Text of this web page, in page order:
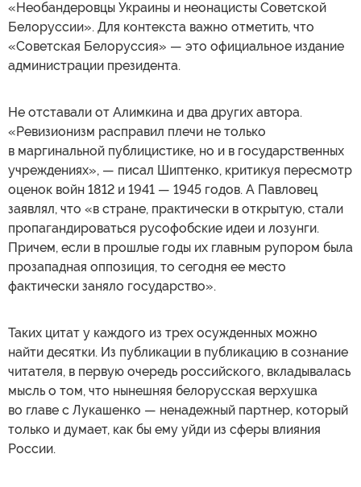
«Необандеровцы Украины и неонацисты Советской
Белоруссии». Для контекста важно отметить, что
«Советская Белоруссия» — это официальное издание
администрации президента.
Не отставали от Алимкина и два других автора.
«Ревизионизм расправил плечи не только
в маргинальной публицистике, но и в государственных
учреждениях», — писал Шиптенко, критикуя пересмотр
оценок войн 1812 и 1941 — 1945 годов. А Павловец
заявлял, что «в стране, практически в открытую, стали
пропагандироваться русофобские идеи и лозунги.
Причем, если в прошлые годы их главным рупором была
прозападная оппозиция, то сегодня ее место
фактически заняло государство».
Таких цитат у каждого из трех осужденных можно
найти десятки. Из публикации в публикацию в сознание
читателя, в первую очередь российского, вкладывалась
мысль о том, что нынешняя белорусская верхушка
во главе с Лукашенко — ненадежный партнер, который
только и думает, как бы ему уйди из сферы влияния
России.